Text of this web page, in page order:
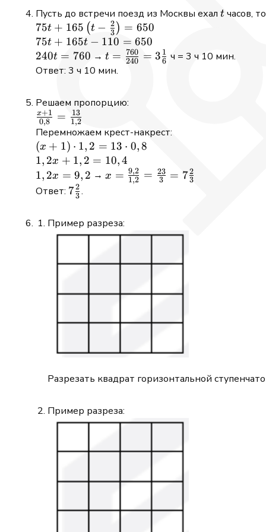
Пусть до встречи поезд из Москвы ехал t
t часов,
75t +
165\left(t
- \frac{2}
{3}\right)
75t + 165 (t − 3
2 ) = 650
75t
+
165t
110
=
650
75t + 165t − 110 = 650
240t
=
240t = 760 → t =
\frac{760}
{6}
t = 240
760 = 36
1 ч = 3 ч 10 мин.
Ответ: 3 ч 10 мин.
Решаем пропорцию:
\frac{x+1}
{0,8} =
\frac{13}
{1,2}
0,8
x+1 = 1,2
13
Перемножаем крест-накрест:
(x+1)
\cdot
1,2 =
13
(x + 1) ⋅ 1, 2 = 13 ⋅ 0,8
1,2x
+
1,2
1, 2x + 1, 2 = 10,4
1,2x
=
1, 2x = 9, 2 →x =
\frac{9,2}
{3} =
x = 1,2
9,2 = 3
23 = 73
2
Ответ: 7\tfrac{2}
73
2.
Пример разреза:
Разрезать квадрат горизонтальной
Пример разреза: